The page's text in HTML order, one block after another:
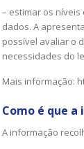
– estimar os
dados. A
possível avaliar o
necessidades do
Mais informação:
Como é que
A informação